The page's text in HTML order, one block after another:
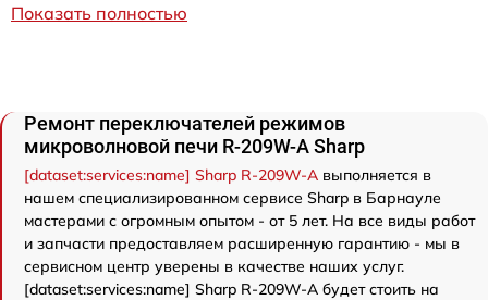
Показать полностью
Ремонт переключателей режимов
микроволновой печи R-209W-A Sharp
[dataset:services:name] Sharp R-209W-A выполняется в
нашем специализированном сервисе Sharp в Барнауле
мастерами с огромным опытом - от 5 лет. На все виды работ
и запчасти предоставляем расширенную гарантию - мы в
сервисном центр уверены в качестве наших услуг.
[dataset:services:name] Sharp R-209W-A будет стоить на